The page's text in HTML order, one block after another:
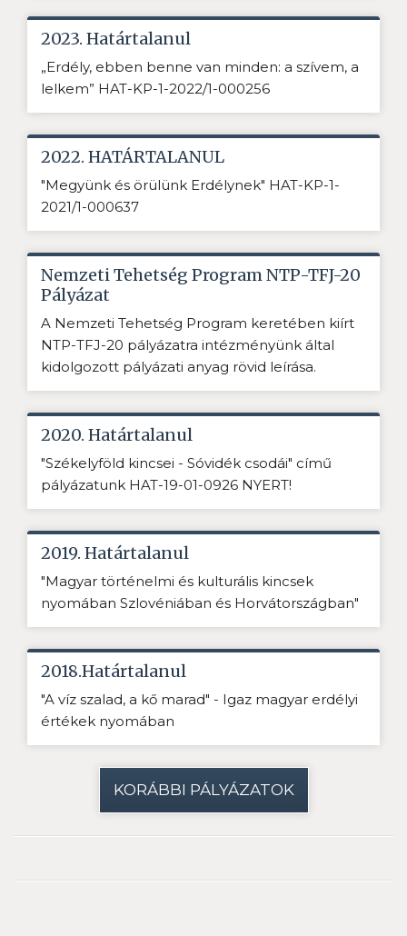
2023. Határtalanul
„Erdély, ebben benne van minden: a szívem, a
lelkem” HAT-KP-1-2022/1-000256
2022. HATÁRTALANUL
"Megyünk és örülünk Erdélynek" HAT-KP-1-
2021/1-000637
Nemzeti Tehetség Program NTP-TFJ-20
Pályázat
A Nemzeti Tehetség Program keretében kiírt
NTP-TFJ-20 pályázatra intézményünk által
kidolgozott pályázati anyag rövid leírása.
2020. Határtalanul
"Székelyföld kincsei - Sóvidék csodái" című
pályázatunk HAT-19-01-0926 NYERT!
2019. Határtalanul
"Magyar történelmi és kulturális kincsek
nyomában Szlovéniában és Horvátországban"
2018.Határtalanul
"A víz szalad, a kő marad" - Igaz magyar erdélyi
értékek nyomában
KORÁBBI PÁLYÁZATOK